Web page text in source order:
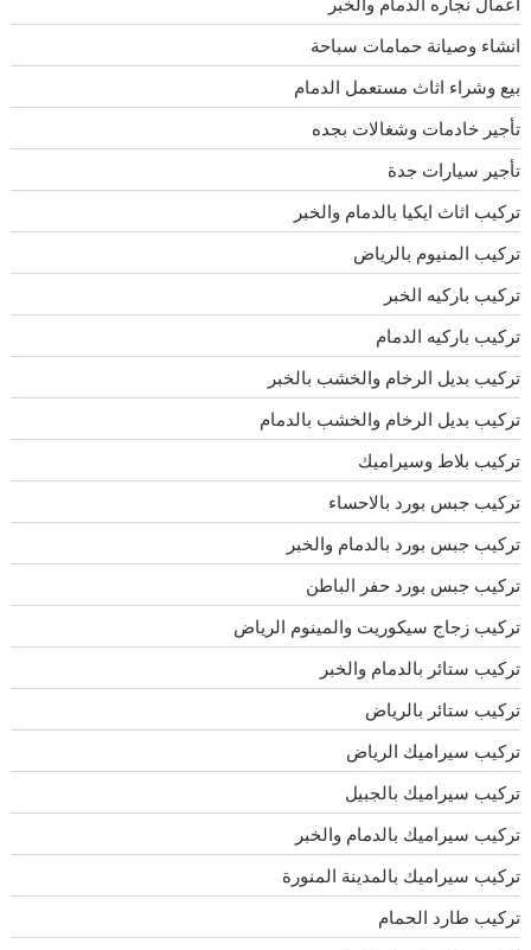
انشاء وصيانة حمامات سباحة
بيع وشراء اثاث مستعمل الدمام
تأجير خادمات وشغالات بجده
تأجير سيارات جدة
تركيب اثاث ايكيا بالدمام والخبر
تركيب المنيوم بالرياض
تركيب باركيه الخبر
تركيب باركيه الدمام
تركيب بديل الرخام والخشب بالخبر
تركيب بديل الرخام والخشب بالدمام
تركيب بلاط وسيراميك
تركيب جبس بورد بالاحساء
تركيب جبس بورد بالدمام والخبر
تركيب جبس بورد حفر الباطن
تركيب زجاج سيكوريت والمينوم الرياض
تركيب ستائر بالدمام والخبر
تركيب ستائر بالرياض
تركيب سيراميك الرياض
تركيب سيراميك بالجبيل
تركيب سيراميك بالدمام والخبر
تركيب سيراميك بالمدينة المنورة
تركيب طارد الحمام